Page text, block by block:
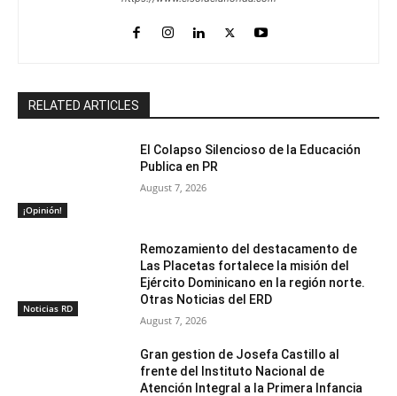
RELATED ARTICLES
¡Opinión!
El Colapso Silencioso de la Educación
Publica en PR
August 7, 2026
Noticias RD
Remozamiento del destacamento de
Las Placetas fortalece la misión del
Ejército Dominicano en la región norte.
Otras Noticias del ERD
August 7, 2026
Gran gestion de Josefa Castillo al
frente del Instituto Nacional de
Atención Integral a la Primera Infancia